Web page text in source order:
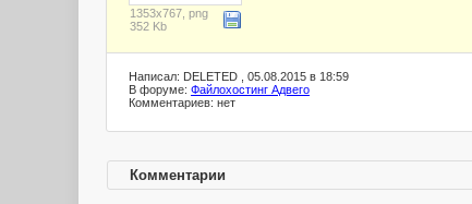
1353x767, png
352 Kb
Написал: DELETED , 05.08.2015 в 18:59
В форуме: Файлохостинг Адвего
Комментариев: нет
Комментарии